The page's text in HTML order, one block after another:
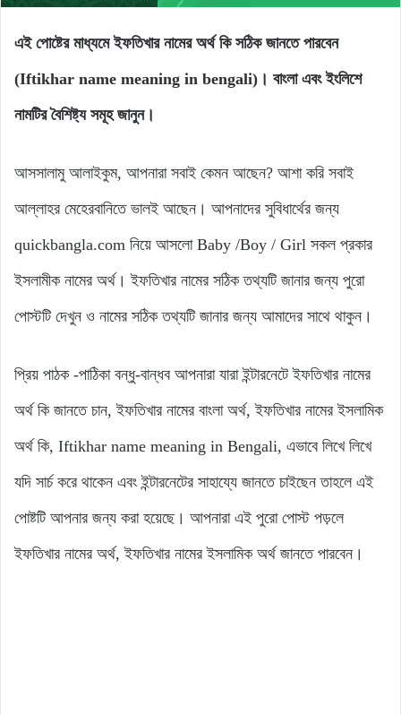
এই পোষ্টের মাধ্যমে ইফতিখার নামের অর্থ কি সঠিক জানতে পারবেন
(Iftikhar name meaning in bengali)। বাংলা এবং ইংলিশে
নামটির বৈশিষ্ট্য সমূহ জানুন।
আসসালামু আলাইকুম, আপনারা সবাই কেমন আছেন? আশা করি সবাই
আল্লাহর মেহেরবানিতে ভালই আছেন। আপনাদের সুবিধার্থের জন্য
quickbangla.com নিয়ে আসলো Baby /Boy / Girl সকল প্রকার
ইসলামীক নামের অর্থ। ইফতিখার নামের সঠিক তথ্যটি জানার জন্য পুরো
পোস্টটি দেখুন ও নামের সঠিক তথ্যটি জানার জন্য আমাদের সাথে থাকুন।
প্রিয় পাঠক -পাঠিকা বন্ধু-বান্ধব আপনারা যারা ইন্টারনেটে ইফতিখার নামের
অর্থ কি জানতে চান, ইফতিখার নামের বাংলা অর্থ, ইফতিখার নামের ইসলামিক
অর্থ কি, Iftikhar name meaning in Bengali, এভাবে লিখে লিখে
যদি সার্চ করে থাকেন এবং ইন্টারনেটের সাহায্যে জানতে চাইছেন তাহলে এই
পোষ্টটি আপনার জন্য করা হয়েছে। আপনারা এই পুরো পোস্ট পড়লে
ইফতিখার নামের অর্থ, ইফতিখার নামের ইসলামিক অর্থ জানতে পারবেন।